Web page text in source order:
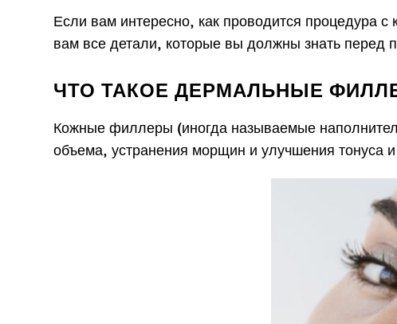
Если вам интересно, как проводится процедура
вам все детали, которые вы должны знать перед
ЧТО ТАКОЕ ДЕРМАЛЬНЫЕ
Кожные филлеры (иногда называемые
объема, устранения морщин и улучшения тонуса и